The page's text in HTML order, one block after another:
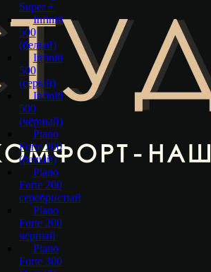
Super +
Infiniti
500
(белый)
Infiniti
500
(серый)
Infiniti
500
(чёрный)
Piano
Forte 200
(белый)
Piano
Forte 200
серебристый
Piano
Forte 200
черный
Piano
Forte 300